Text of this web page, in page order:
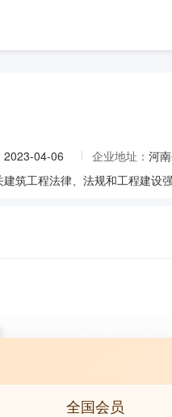
2023-04-06 企业地址： 河
全国会员